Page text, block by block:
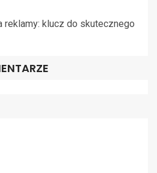
reklamy: klucz do skutecznego